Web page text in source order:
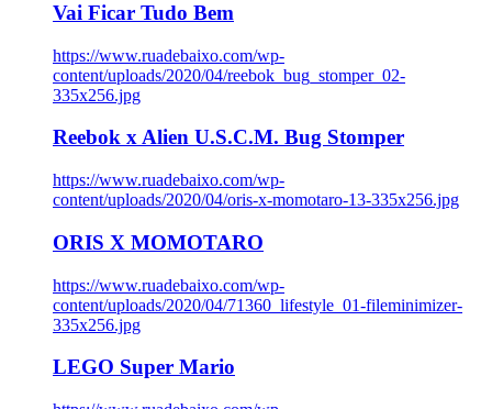
Vai Ficar Tudo Bem
https://www.ruadebaixo.com/wp-
content/uploads/2020/04/reebok_bug_stomper_02-
335x256.jpg
Reebok x Alien U.S.C.M. Bug Stomper
https://www.ruadebaixo.com/wp-
content/uploads/2020/04/oris-x-momotaro-13-335x256.jpg
ORIS X MOMOTARO
https://www.ruadebaixo.com/wp-
content/uploads/2020/04/71360_lifestyle_01-fileminimizer-
335x256.jpg
LEGO Super Mario